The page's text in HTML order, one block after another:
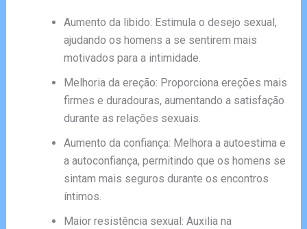
Aumento da libido: Estimula o desejo sexual,
ajudando os homens a se sentirem mais
motivados para a intimidade.
Melhoria da ereção: Proporciona ereções mais
firmes e duradouras, aumentando a satisfação
durante as relações sexuais.
Aumento da confiança: Melhora a autoestima e
a autoconfiança, permitindo que os homens se
sintam mais seguros durante os encontros
íntimos.
Maior resistência sexual: Auxilia na